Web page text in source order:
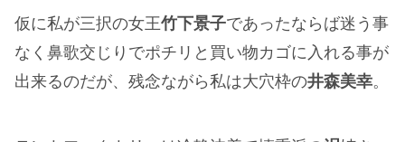
仮に私が三択の女王竹下景子であったならば迷う事
なく鼻歌交じりでポチリと買い物カゴに入れる事が
出来るのだが、残念ながら私は大穴枠の井森美幸。